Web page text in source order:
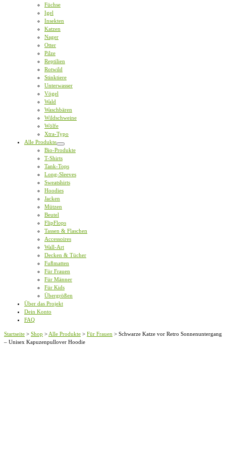
Füchse
Igel
Insekten
Katzen
Nager
Otter
Pilze
Reptilien
Rotwild
Stinktiere
Unterwasser
Vögel
Wald
Waschbären
Wildschweine
Wölfe
Xtra-Typo
Alle Produkte
Bio-Produkte
T-Shirts
Tank-Tops
Long-Sleeves
Sweatshirts
Hoodies
Jacken
Mützen
Beutel
FlipFlops
Tassen & Flaschen
Accessoires
Wall-Art
Decken & Tücher
Fußmatten
Für Frauen
Für Männer
Für Kids
Übergrößen
Über das Projekt
Dein Konto
FAQ
Startseite > Shop > Alle Produkte > Für Frauen > Schwarze Katze vor Retro Sonnenuntergang
– Unisex Kapuzenpullover Hoodie